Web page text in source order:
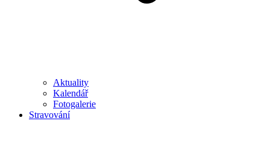
Aktuality
Kalendář
Fotogalerie
Stravování